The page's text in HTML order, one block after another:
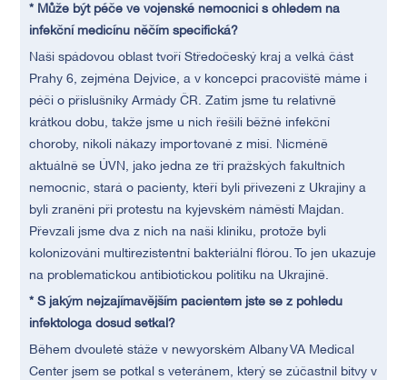
* Může být péče ve vojenské nemocnici s ohledem na
infekční medicínu něčím specifická?
Naši spádovou oblast tvoří Středočeský kraj a velká část
Prahy 6, zejména Dejvice, a v koncepci pracoviště máme i
péči o příslušníky Armády ČR. Zatím jsme tu relativně
krátkou dobu, takže jsme u nich řešili běžné infekční
choroby, nikoli nákazy importované z misí. Nicméně
aktuálně se ÚVN, jako jedna ze tří pražských fakultních
nemocnic, stará o pacienty, kteří byli přivezeni z Ukrajiny a
byli zraněni při protestu na kyjevském náměstí Majdan.
Převzali jsme dva z nich na naši kliniku, protože byli
kolonizováni multirezistentní bakteriální flórou. To jen ukazuje
na problematickou antibiotickou politiku na Ukrajině.
* S jakým nejzajímavějším pacientem jste se z pohledu
infektologa dosud setkal?
Během dvouleté stáže v newyorském Albany VA Medical
Center jsem se potkal s veteránem, který se zúčastnil bitvy v